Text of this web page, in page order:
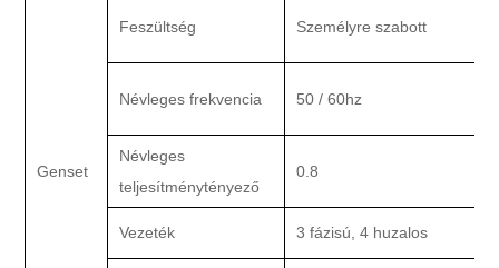
Genset
Feszültség Személyre szabott
Névleges frekvencia 50 / 60hz
Névleges
teljesítménytényező
0.8
Vezeték 3 fázisú, 4 huzalos